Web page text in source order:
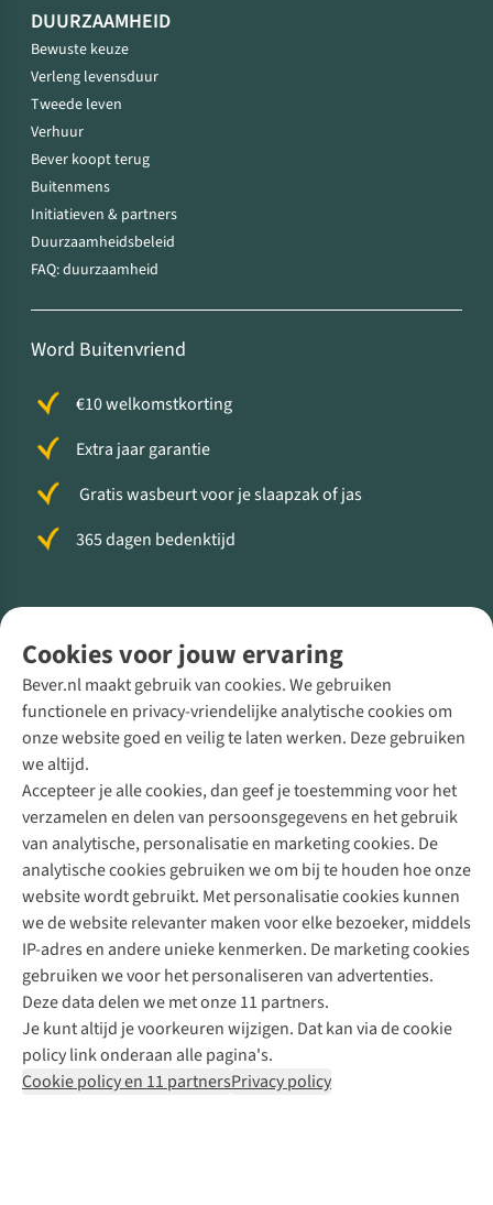
Cookies voor jouw ervaring
Bever.nl maakt gebruik van cookies. We gebruiken
functionele en privacy-vriendelijke analytische cookies om
onze website goed en veilig te laten werken. Deze gebruiken
we altijd.
Accepteer je alle cookies, dan geef je toestemming voor het
verzamelen en delen van persoonsgegevens en het gebruik
van analytische, personalisatie en marketing cookies. De
analytische cookies gebruiken we om bij te houden hoe onze
website wordt gebruikt. Met personalisatie cookies kunnen
we de website relevanter maken voor elke bezoeker, middels
IP-adres en andere unieke kenmerken. De marketing cookies
gebruiken we voor het personaliseren van advertenties.
Deze data delen we met onze 11 partners.
Je kunt altijd je voorkeuren wijzigen. Dat kan via de cookie
policy link onderaan alle pagina's.
Cookie policy en 11 partnersPrivacy policy
DUURZAAMHEID
Bewuste keuze
Verleng levensduur
Tweede leven
Verhuur
Bever koopt terug
Buitenmens
Initiatieven & partners
Duurzaamheidsbeleid
FAQ: duurzaamheid
Word Buitenvriend
€10 welkomstkorting
Extra jaar garantie
Gratis wasbeurt voor je slaapzak of jas
365 dagen bedenktijd
Direct advies van een Buitenexpert
+31 (0)85 888 50 88
+31 6 12 28 49 80
Contactformulier